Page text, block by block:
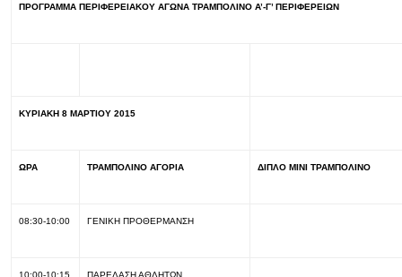
ΠΡΟΓΡΑΜΜΑ ΠΕΡΙΦΕΡΕΙΑΚΟΥ ΑΓΩΝΑ ΤΡΑΜΠΟΛΙΝΟ Α’-Γ’ ΠΕΡΙΦΕΡΕΙΩΝ
ΚΥΡΙΑΚΗ 8 ΜΑΡΤΙΟΥ 2015
ΩΡΑ ΤΡΑΜΠΟΛΙΝΟ ΑΓΟΡΙΑ ΔΙΠΛΟ ΜΙΝΙ ΤΡΑΜΠΟΛΙΝΟ
08:30-10:00 ΓΕΝΙΚΗ ΠΡΟΘΕΡΜΑΝΣΗ
10:00-10:15 ΠΑΡΕΛΑΣΗ ΑΘΛΗΤΩΝ